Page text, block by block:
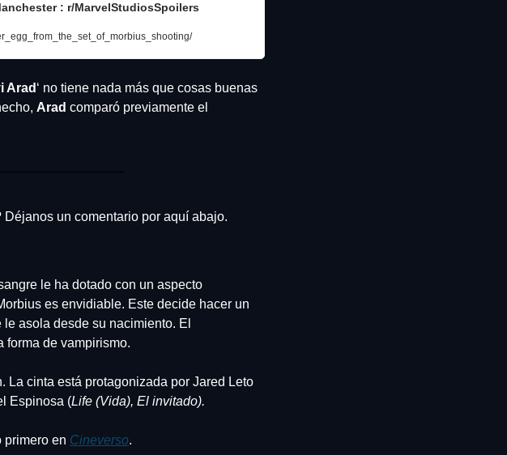
: r/MarvelStudiosSpoilers
Arad ‘ no tiene nada más que cosas buenas
Arad comparó previamente el
un comentario por aquí abajo.
le ha dotado con un aspecto
es envidiable. Este decide hacer un
asola desde su nacimiento. El
forma de vampirismo.
La cinta está protagonizada por Jared Leto
Espinosa (Life (Vida), El invitado).
primero en Cineverso.